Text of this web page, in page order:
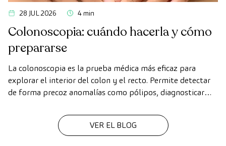
28 JUL 2026 4 min
Colonoscopia: cuándo hacerla y cómo
prepararse
La colonoscopia es la prueba médica más eficaz para
explorar el interior del colon y el recto. Permite detectar
de forma precoz anomalías como pólipos, diagnosticar
VER EL BLOG